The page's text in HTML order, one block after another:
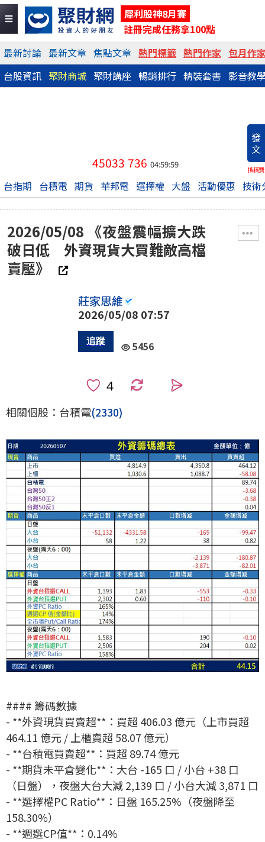
犀利股神8月賽
註冊完成任務拿100點
最新討論 最新文章 焦點文章 熱門標籤 熱門作家 包月作
台股資訊 聚財商城 聚財講座 暢銷排行 精裝套書 影音教
發
文
換稿費
45033 736 04:59:59
台指期 台積電 期貨 華邦電 選擇權 大盤 活動優惠 技術
2026/05/08 《夜盤震幅擴大跌
破日低 外資現貨大買難敵高檔
賣壓》
莊家思維
2026/05/08 07:57
5456
相關個股：台積電(2330)
#### 籌碼數據
- **外資現貨買賣超**：買超 406.03 億元（上市買超
464.11 億元 / 上櫃賣超 58.07 億元）
- **台積電買賣超**：買超 89.74 億元
- **期貨未平倉變化**：大台 -165 口 / 小台 +38 口
（日盤），夜盤大台大減 2,139 口 / 小台大減 3,871 口
- **選擇權PC Ratio**：日盤 165.25%（夜盤降至
158.30%）
- **週選CP值**：0.14%